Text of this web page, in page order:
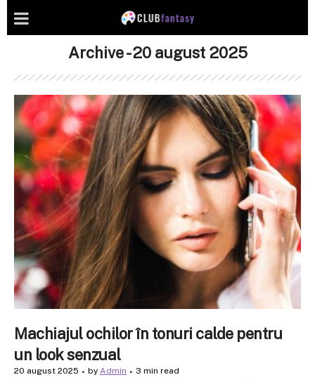
Archive - 20 august 2025
Machiajul ochilor în tonuri calde pentru
un look senzual
20 august 2025 by Admin 3 min read